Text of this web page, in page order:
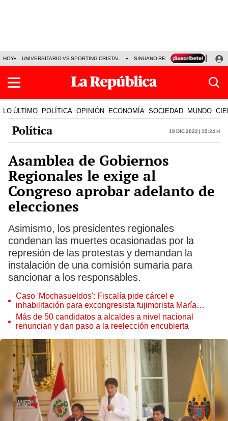
HOY UNIVERSITARIO VS SPORTING CRISTAL SINUANO RESULTADOS HOY
LO ÚLTIMO POLÍTICA OPINIÓN ECONOMÍA SOCIEDAD MUNDO
Política 19 Dic 2022 | 15:24 h
Asamblea de Gobiernos
Regionales le exige al
Congreso aprobar adelanto de
elecciones
Asimismo, los presidentes regionales
condenan las muertes ocasionadas por la
represión de las protestas y demandan la
instalación de una comisión sumaria para
sancionar a los responsables.
Caso 'Mochasueldos': Fiscalía pide cárcel e
inhabilitación para excongresista fujimorista María
Cordero Jon Tay
Más de 50 candidatos a alcaldes a nivel nacional
renuncian y dan paso a la reelección encubierta